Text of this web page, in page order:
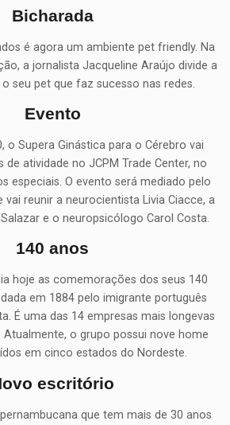
Bicharada
é agora um ambiente pet friendly. Na
a jornalista Jacqueline Araújo divide a
seu pet que faz sucesso nas redes.
Evento
o Supera Ginástica para o Cérebro vai
atividade no JCPM Trade Center, no
especiais. O evento será mediado pelo
vai reunir a neurocientista Livia Ciacce, a
e o neuropsicólogo Carol Costa.
140 anos
hoje as comemorações dos seus 140
em 1884 pelo imigrante português
É uma das 14 empresas mais longevas
Atualmente, o grupo possui nove home
em cinco estados do Nordeste.
escritório
que tem mais de 30 anos